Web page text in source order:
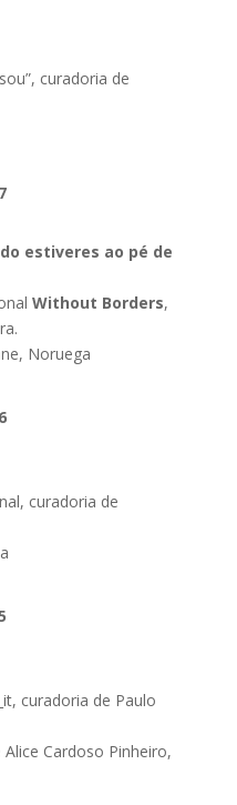
curadoria de
estiveres ao pé de
Without Borders,
Noruega
curadoria de
curadoria de Paulo
Cardoso Pinheiro,